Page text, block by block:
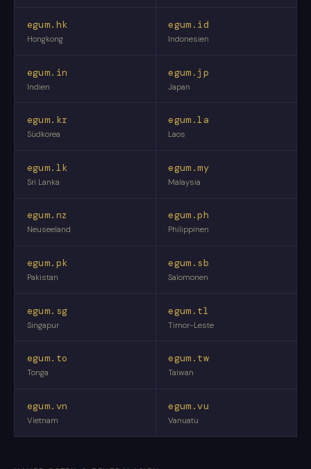
egum.hk
Hongkong
egum.id
Indonesien
egum.in
Indien
egum.jp
Japan
egum.kr
Südkorea
egum.la
Laos
egum.lk
Sri Lanka
egum.my
Malaysia
egum.nz
Neuseeland
egum.ph
Philippinen
egum.pk
Pakistan
egum.sb
Salomonen
egum.sg
Singapur
egum.tl
Timor-Leste
egum.to
Tonga
egum.tw
Taiwan
egum.vn
Vietnam
egum.vu
Vanuatu